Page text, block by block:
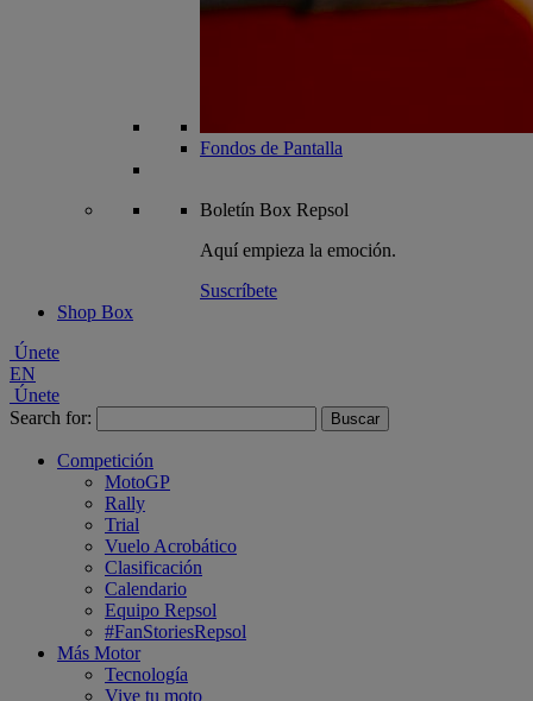
Fondos de Pantalla
Boletín Box Repsol
Aquí empieza la emoción.
Suscríbete
Shop Box
Únete
EN
Únete
Search for:
Competición
MotoGP
Rally
Trial
Vuelo Acrobático
Clasificación
Calendario
Equipo Repsol
#FanStoriesRepsol
Más Motor
Tecnología
Vive tu moto